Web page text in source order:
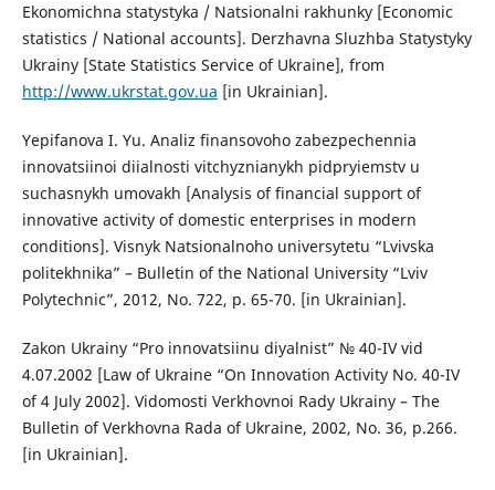
Ekonomichna statystyka / Natsionalni rakhunky [Economic
statistics / National accounts]. Derzhavna Sluzhba Statystyky
Ukrainy [State Statistics Service of Ukraine], from
http://www.ukrstat.gov.ua [in Ukrainian].
Yepifanova I. Yu. Analiz finansovoho zabezpechennia
innovatsiinoi diialnosti vitchyznianykh pidpryiemstv u
suchasnykh umovakh [Analysis of financial support of
innovative activity of domestic enterprises in modern
conditions]. Visnyk Natsionalnoho universytetu “Lvivska
politekhnika” – Bulletin of the National University “Lviv
Polytechnic”, 2012, No. 722, p. 65-70. [in Ukrainian].
Zakon Ukrainy “Pro innovatsiinu diyalnist” № 40-IV vid
4.07.2002 [Law of Ukraine “On Innovation Activity No. 40-IV
of 4 July 2002]. Vidomosti Verkhovnoi Rady Ukrainy – The
Bulletin of Verkhovna Rada of Ukraine, 2002, No. 36, p.266.
[in Ukrainian].